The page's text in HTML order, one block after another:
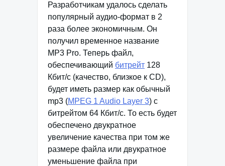
Разработчикам удалось сделать
популярный аудио-формат в 2
раза более экономичным. Он
получил временное название
MP3 Pro. Теперь файл,
обеспечивающий битрейт 128
Кбит/с (качество, близкое к CD),
будет иметь размер как обычный
mp3 (MPEG 1 Audio Layer 3) с
битрейтом 64 Кбит/с. То есть будет
обеспечено двукратное
увеличение качества при том же
размере файла или двукратное
уменьшение файла при